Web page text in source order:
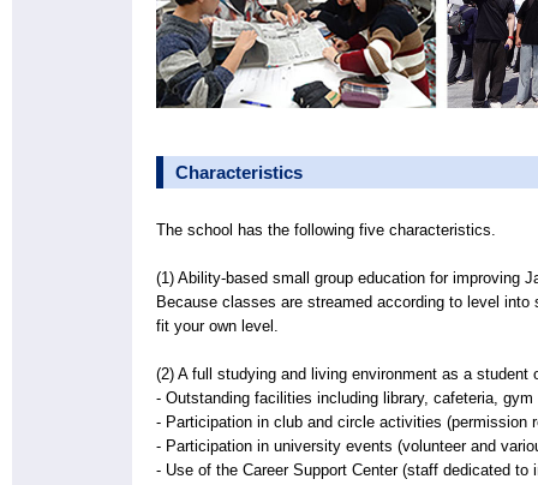
Characteristics
The school has the following five characteristics.
(1) Ability-based small group education for improving
Because classes are streamed according to level
fit your own level.
(2) A full studying and living environment as a student
- Outstanding facilities including library, cafeteria, gym
- Participation in club and circle activities (permission
- Participation in university events (volunteer and
- Use of the Career Support Center (staff dedicated